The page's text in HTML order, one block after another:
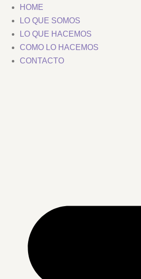
HOME
LO QUE SOMOS
LO QUE HACEMOS
COMO LO HACEMOS
CONTACTO